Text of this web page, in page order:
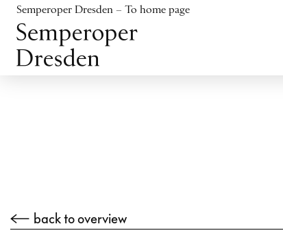
Jump to content
Jump to footer
Semperoper Dresden – To home page
back to overview